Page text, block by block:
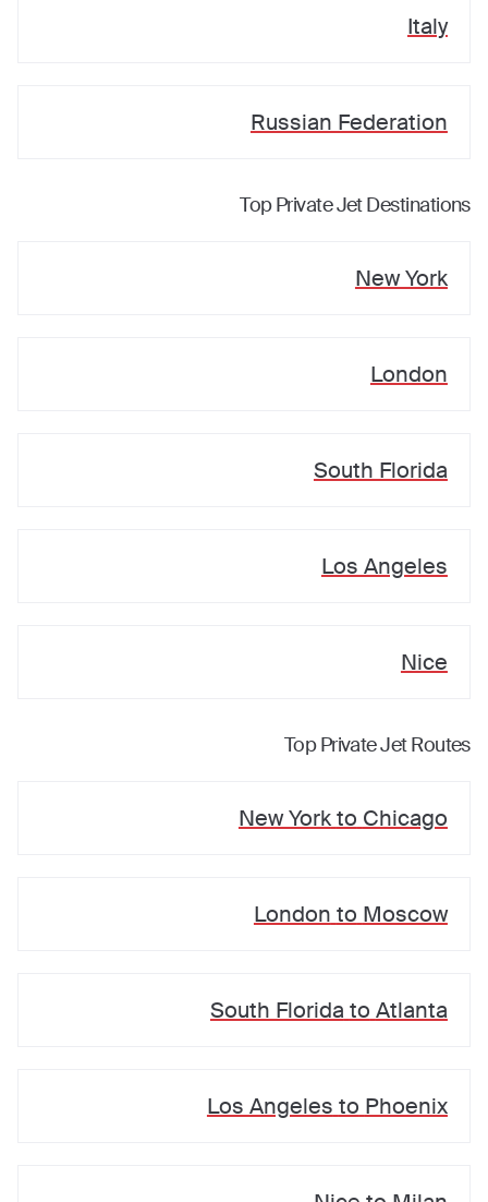
Italy
Russian Federation
Top Private Jet Destinations
New York
London
South Florida
Los Angeles
Nice
Top Private Jet Routes
New Yorkto Chicago
London to Moscow
South Florida to Atlanta
Los Angeles to Phoenix